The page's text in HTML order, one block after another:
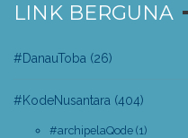
LINK BERGUNA
#DanauToba (26)
#KodeNusantara (404)
#archipelaQode (1)